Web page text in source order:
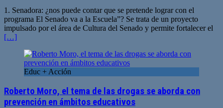
1. Senadora: ¿nos puede contar que se pretende lograr con el
programa El Senado va a la Escuela”? Se trata de un proyecto
impulsado por el área de Cultura del Senado y permite fortalecer el
[…]
Educ + Acción
Roberto Moro, el tema de las drogas se aborda con
prevención en ámbitos educativos